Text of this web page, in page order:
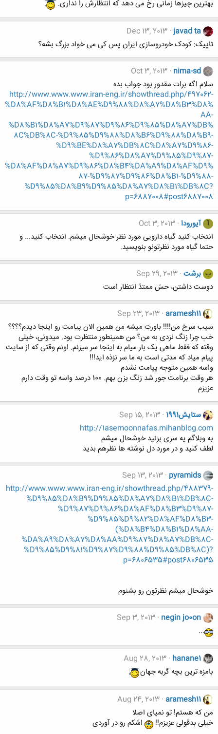
بهترین چیزها زمانی رخ می دهد که انتظارش را نداری.
javad ta
Dec 13, 2013
تاپیک: کودک خودروسازی ایران پس کی می خواد بزرگ بشه؟
nima-sd
Oct 3, 2013
سلام اگه برات مقدور بود جواب بده
http://www.www.www.iran-eng.ir/showthread.php/497062-
%D8%AF%D8%B1%D8%AE%D9%88%D8%A7%D8%B3%D8%
AA-
%D8%B1%D8%A7%D9%87%D9%86%D9%85%D8%A7%DB%
8C%DB%8C-%D9%85%D9%88%D8%B6%D9%88%D8%B9-
%D9%BE%D8%A7%DB%8C%D8%A7%D9%86-
%D9%86%D8%A7%D9%85%D9%87-
%D8%AF%D8%A7%D9%86%D8%B4%DA%A9%D8%AF%D9%
87-%D9%87%D9%86%D8%B1-%D9%88-
%D9%85%D8%B9%D9%85%D8%A7%D8%B1%DB%8C?
p=6887008#post6887008
آ آیورودا Oct 3, 2013
انتخاب کنید گیاه دارویی مورد نظر خوشحال میشم. انتخاب کنید... و
حتما گیاه مورد نظرتونو بنویسید.
ب برشت Sep 29, 2013
دوست داشتن، حسّ ممتدّ انتظار است
aramesh11
Sep 23, 2013
سیب سرخ من!!!! باورت میشه من همین الان پیامت رو اینجا دیدم؟؟؟؟
خب چرا زنگ نزدی به من؟ من همینطور منتظرت بود. میدونی، خیلی
وقته که فقط ماهی یک بار میام به اینجا سر میزنم. اونم وقتی که از سایت
پیام میاد که مدتی است به ما سر نزذه اید!!!
واسه همین متوجه پیامت نشدم
هر وقت برنامت جور شد زنگ بزن بهم. 100 درصد واسه تو وقت دارم
عزیزم
ستایش1991
Sep 15, 2013
http://1asemoonnafas.mihanblog.com
به وبلاگم یه سری بزنید خوشحال میشم
لطف کنید و در مورد دل نوشته ها نظرهم بدید
pyramids
Sep 13, 2013
http://www.www.www.iran-eng.ir/showthread.php/488379-
%D9%85%D8%B9%D9%85%D8%A7%D8%B1%DB%8C-
%D9%87%D9%86%D8%AF%D8%B3%D9%87-
%D9%85%D9%82%D8%AF%D8%B3-
(%D8%B4%D8%B1%D8%AA-
%DA%A9%D8%A7%D8%AA%D9%87%D8%A7%DB%8C-
%D9%85%D9%81%D9%87%D9%88%D9%85%DB%8C)?
p=6806535#post6806535
خوشحال میشم نظرتون رو بشنوم
negin jo0on
Sep 3, 2013
...
hanane1
Aug 28, 2013
بامزه ترین بچه گربه جهان
aramesh11
Aug 24, 2013
من که هستم! تو نمیای اصلا
خیلی بدقولی عزیزم!!
اشکم رو در آوردی